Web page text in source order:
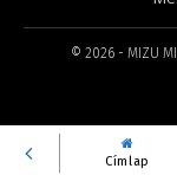
Címlap
© 2026- MIZU